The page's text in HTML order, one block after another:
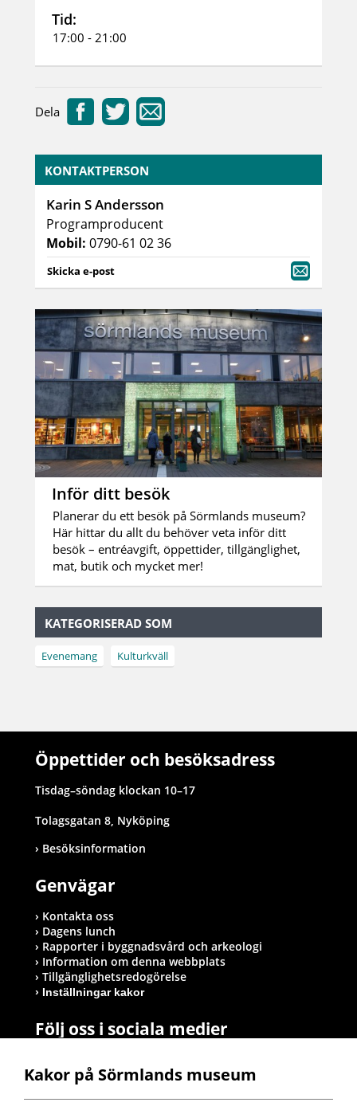
Tid:
17:00 - 21:00
Dela
KONTAKTPERSON
Karin S Andersson
Programproducent
Mobil: 0790-61 02 36
Skicka e-post
Inför ditt besök
Planerar du ett besök på Sörmlands museum?
Här hittar du allt du behöver veta inför ditt
besök – entréavgift, öppettider, tillgänglighet,
mat, butik och mycket mer!
KATEGORISERAD SOM
Evenemang Kulturkväll
Öppettider och besöksadress
Tisdag–söndag klockan 10–17
Tolagsgatan 8, Nyköping
Besöksinformation
Genvägar
Kontakta oss
Dagens lunch
Rapporter i byggnadsvård och arkeologi
Information om denna webbplats
Tillgänglighetsredogörelse
Inställningar kakor
Följ oss i sociala medier
Postadress
Kakor på Sörmlands museum